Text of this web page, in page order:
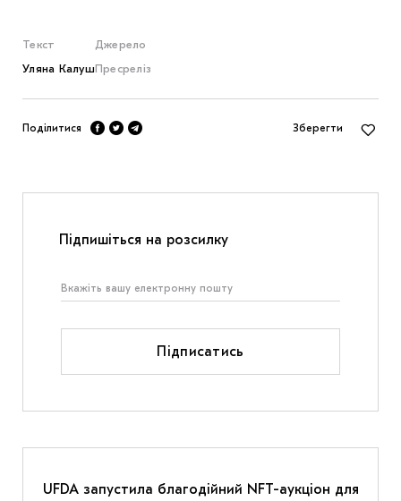
Текст
Уляна Калуш
Джерело
Пресреліз
Поділитися Зберегти
Підпишіться на розсилку
Підписатись
UFDA запустила благодійний NFT-аукціон для